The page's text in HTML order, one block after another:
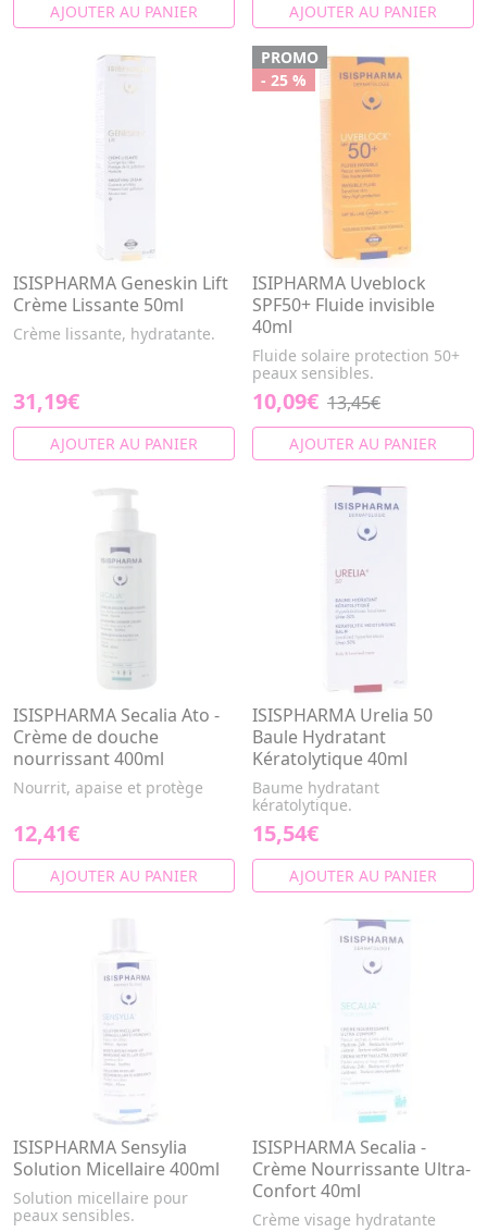
AJOUTER AU PANIER AJOUTER AU PANIER
ISISPHARMA Geneskin Lift
Crème Lissante 50ml
Crème lissante, hydratante.
31,19€
AJOUTER AU PANIER
PROMO
- 25 %
ISIPHARMA Uveblock
SPF50+ Fluide invisible
40ml
Fluide solaire protection 50+
peaux sensibles.
10,09€ 13,45€
AJOUTER AU PANIER
ISISPHARMA Secalia Ato -
Crème de douche
nourrissant 400ml
Nourrit, apaise et protège
12,41€
AJOUTER AU PANIER
ISISPHARMA Urelia 50
Baule Hydratant
Kératolytique 40ml
Baume hydratant
kératolytique.
15,54€
AJOUTER AU PANIER
ISISPHARMA Sensylia
Solution Micellaire 400ml
Solution micellaire pour
peaux sensibles.
ISISPHARMA Secalia -
Crème Nourrissante Ultra-
Confort 40ml
Crème visage hydratante